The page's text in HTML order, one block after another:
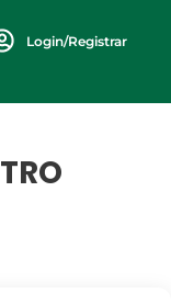
Login/Registrar